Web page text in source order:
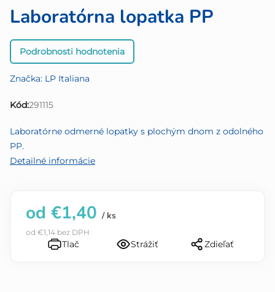
Laboratórna lopatka PP
Priemerné
hodnotenie
je
0,0
5
hviezdičiek.
Podrobnosti hodnotenia
Značka: LP Italiana
Kód:291115
Laboratórne odmerné lopatky s plochým dnom z odolného
PP.
Detailné informácie
od €1,40 / ks
od €1,14 bez DPH
Tlač Strážiť Zdieľať